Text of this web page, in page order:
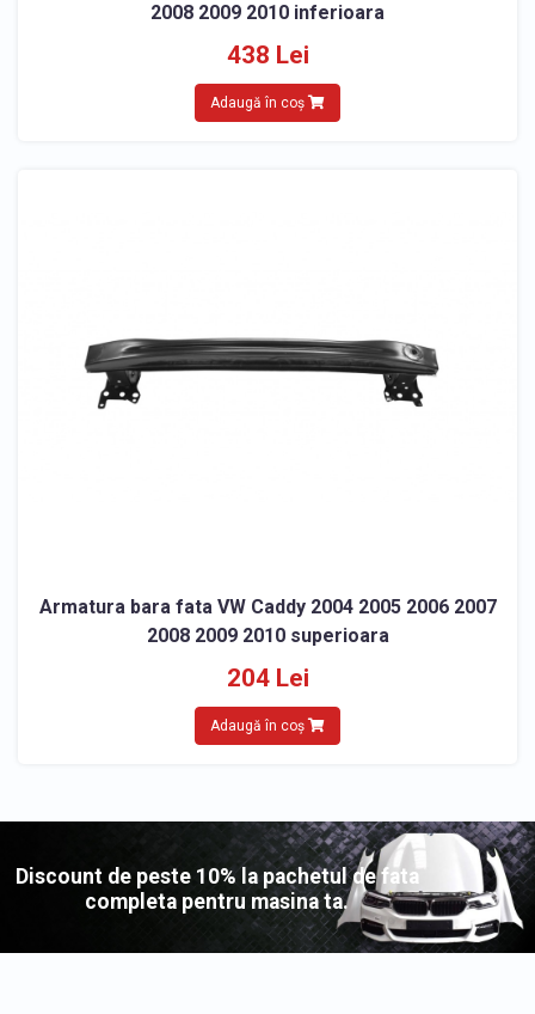
2008 2009 2010 inferioara
438 Lei
Adaugă în coș
Armatura bara fata VW Caddy 2004 2005 2006 2007
2008 2009 2010 superioara
204 Lei
Adaugă în coș
Discount de peste 10% la pachetul de fata
completa pentru masina ta.